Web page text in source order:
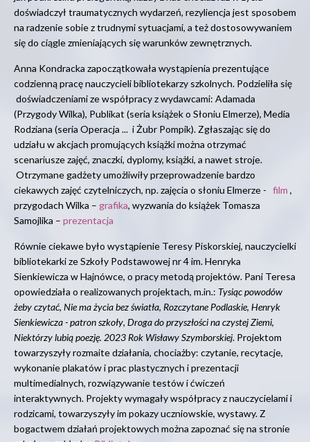
doświadczył traumatycznych wydarzeń, rezyliencja jest sposobem
na radzenie sobie z trudnymi sytuacjami, a też dostosowywaniem
się do ciągle zmieniających się warunków zewnętrznych.
Anna Kondracka zapoczątkowała wystąpienia prezentujące
codzienną pracę nauczycieli bibliotekarzy szkolnych. Podzieliła się
doświadczeniami ze współpracy z wydawcami: Adamada
(Przygody Wilka), Publikat (seria książek o Słoniu Elmerze), Media
Rodziana (seria Operacja ... i Żubr Pompik). Zgłaszając się do
udziału w akcjach promujących książki można otrzymać
scenariusze zajęć, znaczki, dyplomy, książki, a nawet stroje.
Otrzymane gadżety umożliwiły przeprowadzenie bardzo
ciekawych zajęć czytelniczych, np. zajęcia o słoniu Elmerze - film ,
przygodach Wilka – grafika, wyzwania do książek Tomasza
Samojlika – prezentacja
Równie ciekawe było wystąpienie Teresy Piskorskiej, nauczycielki
bibliotekarki ze Szkoły Podstawowej nr 4 im. Henryka
Sienkiewicza w Hajnówce, o pracy metodą projektów. Pani Teresa
opowiedziała o realizowanych projektach, m.in.: Tysiąc powodów
żeby czytać, Nie ma życia bez światła, Rozczytane Podlaskie, Henryk
Sienkiewicza - patron szkoły, Droga do przyszłości na czystej Ziemi,
Niektórzy lubią poezję. 2023 Rok Wisławy Szymborskiej. Projektom
towarzyszyły rozmaite działania, chociażby: czytanie, recytacje,
wykonanie plakatów i prac plastycznych i prezentacji
multimedialnych, rozwiązywanie testów i ćwiczeń
interaktywnych. Projekty wymagały współpracy z nauczycielami i
rodzicami, towarzyszyły im pokazy uczniowskie, wystawy. Z
bogactwem działań projektowych można zapoznać się na stronie